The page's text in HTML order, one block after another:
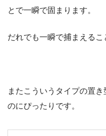
とで一瞬で固まります。
だれでも一瞬で捕まえるこ
またこういうタイプの置
のにぴったりです。